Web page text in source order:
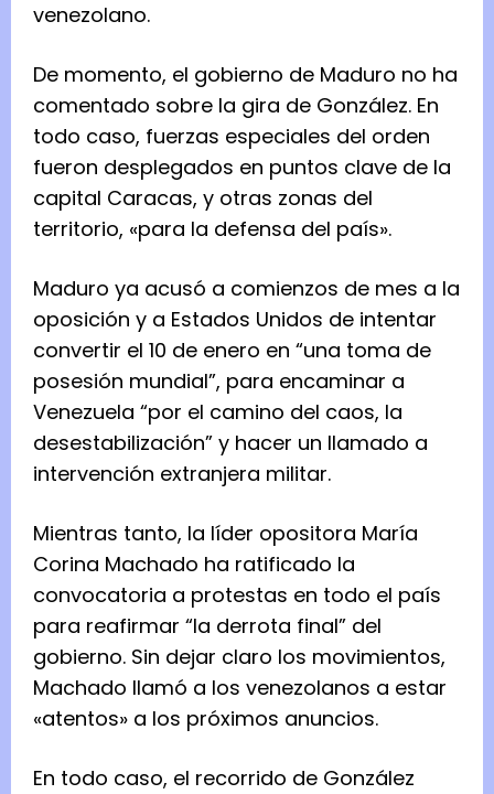
venezolano.
De momento, el gobierno de Maduro no ha
comentado sobre la gira de González. En
todo caso, fuerzas especiales del orden
fueron desplegados en puntos clave de la
capital Caracas, y otras zonas del
territorio, «para la defensa del país».
Maduro ya acusó a comienzos de mes a la
oposición y a Estados Unidos de intentar
convertir el 10 de enero en “una toma de
posesión mundial”, para encaminar a
Venezuela “por el camino del caos, la
desestabilización” y hacer un llamado a
intervención extranjera militar.
Mientras tanto, la líder opositora María
Corina Machado ha ratificado la
convocatoria a protestas en todo el país
para reafirmar “la derrota final” del
gobierno. Sin dejar claro los movimientos,
Machado llamó a los venezolanos a estar
«atentos» a los próximos anuncios.
En todo caso, el recorrido de González